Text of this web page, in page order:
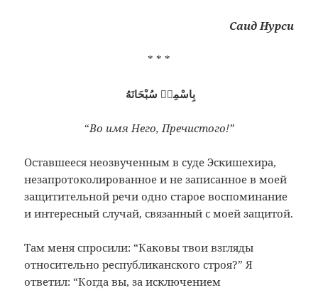
Саид Нурси
* * *
بِاسْمِهٖ سُبْحَانَهُ
“Во имя Него, Пречистого!”
Оставшееся неозвученным в суде Эскишехира,
незапротоколированное и не записанное в моей
защитительной речи одно старое воспоминание
и интересный случай, связанный с моей защитой.
Там меня спросили: “Каковы твои взгляды
относительно республиканского строя?” Я
ответил: “Когда вы, за исключением